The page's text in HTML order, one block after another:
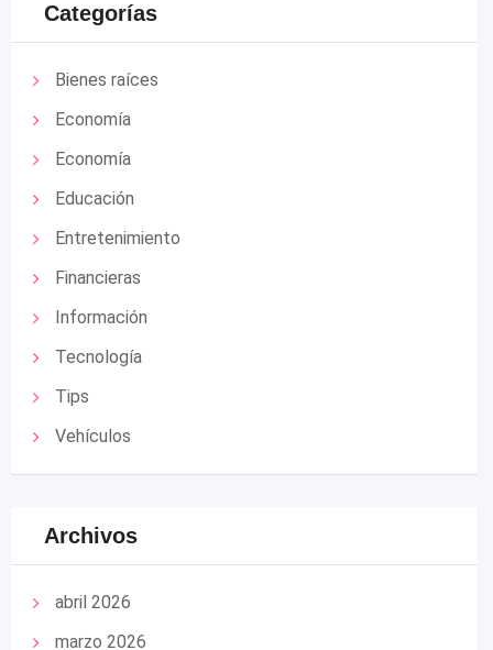
Categorías
Bienes raíces
Economía
Economía
Educación
Entretenimiento
Financieras
Información
Tecnología
Tips
Vehículos
Archivos
abril 2026
marzo 2026